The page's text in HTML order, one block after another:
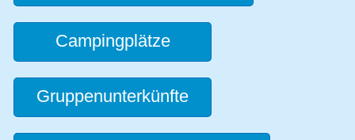
Campingplätze
Gruppenunterkünfte